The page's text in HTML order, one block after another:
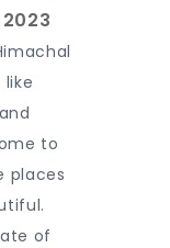
like
to
places
of